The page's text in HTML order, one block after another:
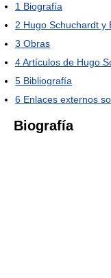
1 Biografía
2 Hugo Schuchardt y
3 Obras
4Artículos de Hugo
5 Bibliografía
6 Enlaces externos
Biografía